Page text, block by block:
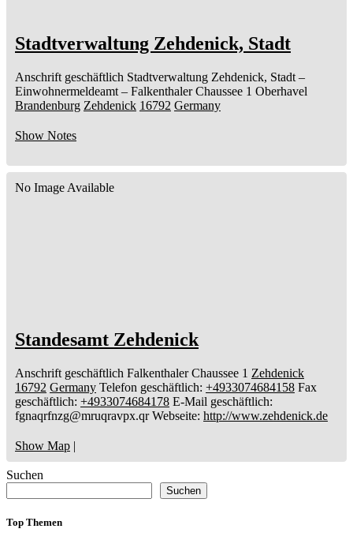
Stadtverwaltung Zehdenick, Stadt
Anschrift geschäftlich Stadtverwaltung Zehdenick, Stadt –
Einwohnermeldeamt – Falkenthaler Chaussee 1 Oberhavel
Brandenburg Zehdenick 16792 Germany
Show Notes
No Image Available
Standesamt Zehdenick
Anschrift geschäftlich Falkenthaler Chaussee 1 Zehdenick
16792 Germany Telefon geschäftlich: +4933074684158 Fax
geschäftlich: +4933074684178 E-Mail geschäftlich:
fgnaqrfnzg@mruqravpx.qr Webseite: http://www.zehdenick.de
Show Map |
Suchen
Suchen
Top Themen